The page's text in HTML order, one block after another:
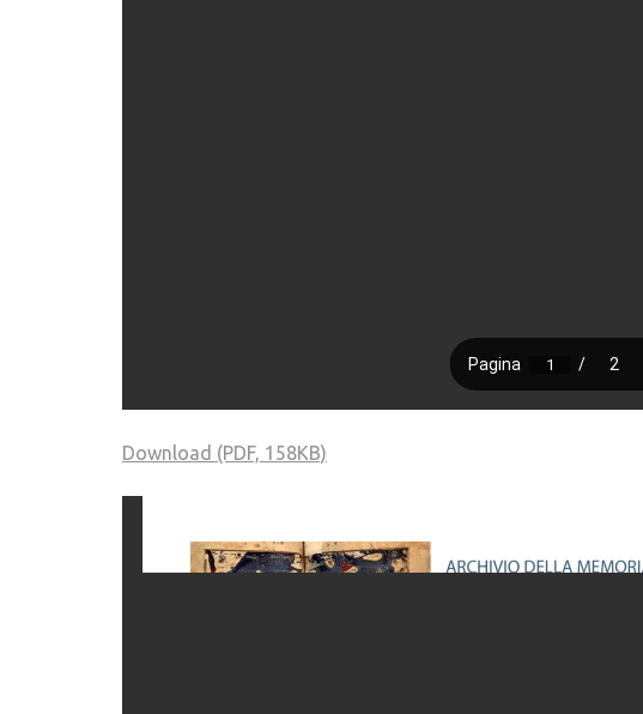
Download (PDF, 158KB)